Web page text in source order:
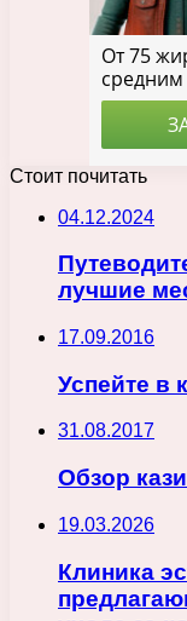
Стоит почитать
04.12.2024
лучшие
17.09.2016
Успейте в
31.08.2017
Обзор
19.03.2026
Клиника